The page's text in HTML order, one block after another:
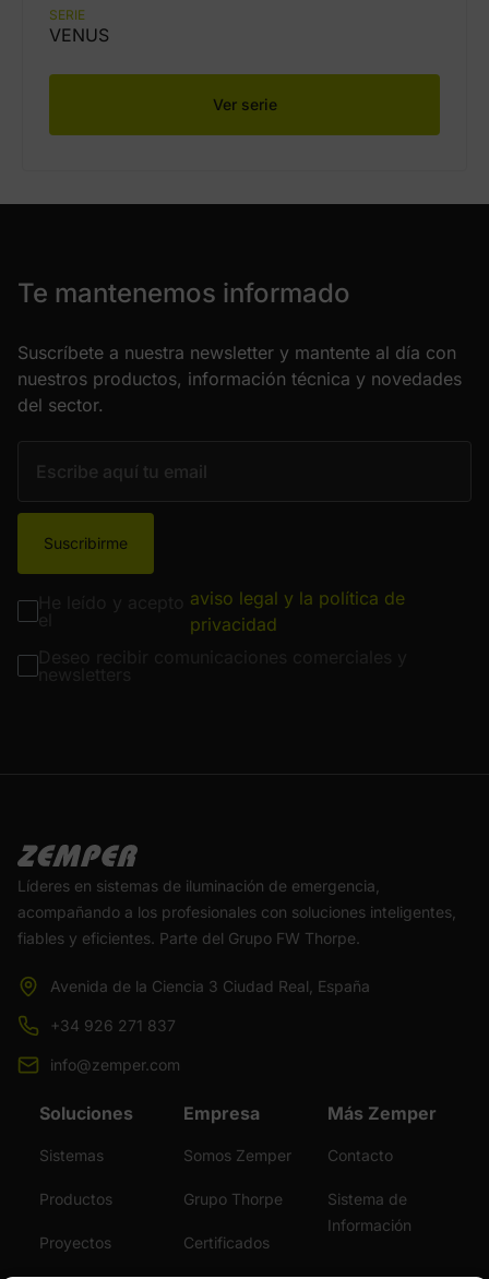
SERIE
VENUS
Ver serie
Te mantenemos informado
Suscríbete a nuestra newsletter y mantente al día con
nuestros productos, información técnica y novedades
del sector.
Suscribirme
aviso legal y la política de
privacidad
Líderes en sistemas de iluminación de emergencia,
acompañando a los profesionales con soluciones inteligentes,
fiables y eficientes. Parte del Grupo FW Thorpe.
Avenida de la Ciencia 3 Ciudad Real, España
+34 926 271 837
info@zemper.com
Soluciones
Sistemas
Productos
Proyectos
Empresa
Somos Zemper
Grupo Thorpe
Certificados
Más Zemper
Contacto
Sistema de
Información